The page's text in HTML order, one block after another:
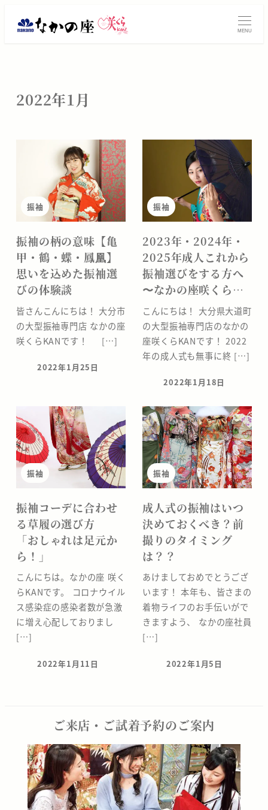
MENU
2022年1月
振袖
振袖の柄の意味【亀
甲・鶴・蝶・鳳凰】
思いを込めた振袖選
びの体験談
皆さんこんにちは！ 大分市
の大型振袖専門店 なかの座
咲くらKANです！ […]
投稿日
2022年1月25日
振袖
2023年・2024年・
2025年成人これから
振袖選びをする方へ
〜なかの座咲くら…
こんにちは！ 大分県大道町
の大型振袖専門店のなかの
座咲くらKANです！ 2022
年の成人式も無事に終 […]
投稿日
2022年1月18日
振袖
振袖コーデに合わせ
る草履の選び方
「おしゃれは足元か
ら！」
こんにちは。なかの座 咲く
らKANです。 コロナウイル
ス感染症の感染者数が急激
に増え心配しておりまし
[…]
投稿日
2022年1月11日
振袖
成人式の振袖はいつ
決めておくべき？前
撮りのタイミング
は？？
あけましておめでとうござ
います！ 本年も、皆さまの
着物ライフのお手伝いがで
きますよう、 なかの座社員
[…]
投稿日
2022年1月5日
ご来店・ご試着予約のご案内